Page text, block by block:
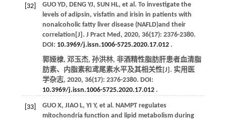
[32] GUO YD, DENG YJ, SUN HL, et al. To investigate the
levels of adipsin, visfatin and irisin in patients with
nonalcoholic fatty liver disease (NAFLD)and their
correlation[J]. J Pract Med , 2020, 36(17): 2376-2380.
DOI: 10.3969/j.issn.1006-5725.2020.17.012.
郭娅棣, 邓玉杰, 孙洪林, 非酒精性脂肪肝患者血清脂
肪素、内脂素和鸢尾素水平及其相关性[J]. 实用医
学杂志, 2020, 36(17): 2376-2380. DOI:
10.3969/j.issn.1006-5725.2020.17.012.
[33] GUO X, JIAO L, YI Y, et al. NAMPT regulates
mitochondria function and lipid metabolism during